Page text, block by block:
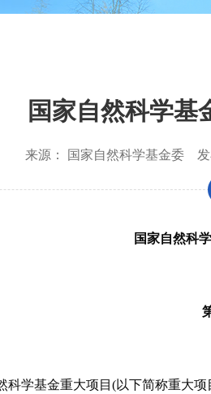
国家自然科学基
来源： 国家自然科学基金委 发
国家自然科
科学基金重大项目(以下简称重大